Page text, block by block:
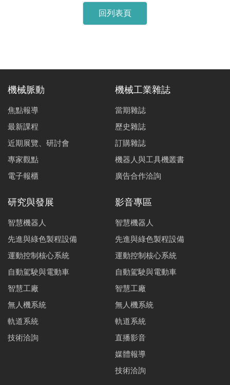
回列表頁
機械脈動
焦點報導
最新課程
近期展覽、研討會
專家觀點
電子報櫃
機械工業雜誌
當期雜誌
歷史雜誌
訂購雜誌
機器人與工具機叢書
廣告合作洽詢
研究與發展
智慧機器人
先進與綠色製程設備
運動控制核心系統
自動駕駛與電動車
智慧工廠
無人機系統
軌道系統
技術洽詢
影音專區
智慧機器人
先進與綠色製程設備
運動控制核心系統
自動駕駛與電動車
智慧工廠
無人機系統
軌道系統
直播影音
媒體報導
技術洽詢